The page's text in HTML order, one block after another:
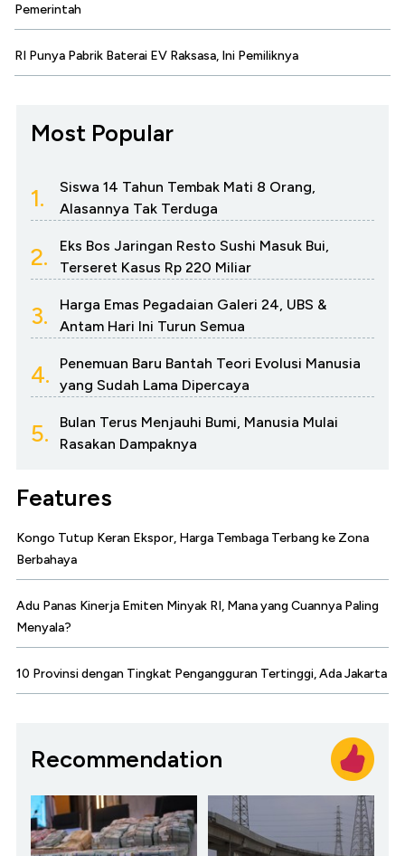
Pemerintah
RI Punya Pabrik Baterai EV Raksasa, Ini Pemiliknya
Most Popular
1.
Siswa 14 Tahun Tembak Mati 8 Orang,
Alasannya Tak Terduga
2.
Eks Bos Jaringan Resto Sushi Masuk Bui,
Terseret Kasus Rp 220 Miliar
3.
Harga Emas Pegadaian Galeri 24, UBS &
Antam Hari Ini Turun Semua
4.
Penemuan Baru Bantah Teori Evolusi Manusia
yang Sudah Lama Dipercaya
5.
Bulan Terus Menjauhi Bumi, Manusia Mulai
Rasakan Dampaknya
Features
Kongo Tutup Keran Ekspor, Harga Tembaga Terbang ke Zona
Berbahaya
Adu Panas Kinerja Emiten Minyak RI, Mana yang Cuannya Paling
Menyala?
10 Provinsi dengan Tingkat Pengangguran Tertinggi, Ada Jakarta
Recommendation